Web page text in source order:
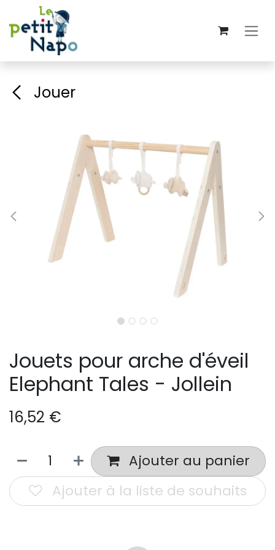
Se rendre au contenu
Jouer
Jouets pour arche d'éveil
Elephant Tales - Jollein
16,52 €
Ajouter au panier
Ajouter à la liste de souhaits